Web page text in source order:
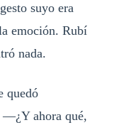
suyo era
emoción. Rubí
nada.
quedó
—¿Y ahora qué,